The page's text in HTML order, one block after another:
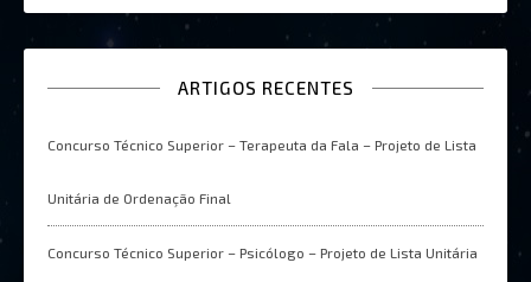
ARTIGOS RECENTES
Concurso Técnico Superior – Terapeuta da Fala – Projeto de Lista
Unitária de Ordenação Final
Concurso Técnico Superior – Psicólogo – Projeto de Lista Unitária